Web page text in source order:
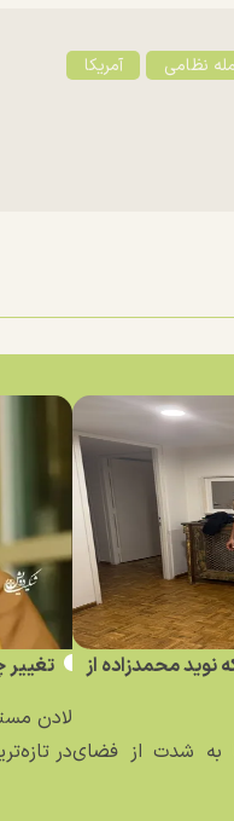
نظامی آمریکا
محمدزاده از
به شدت از فضای
لادن
در